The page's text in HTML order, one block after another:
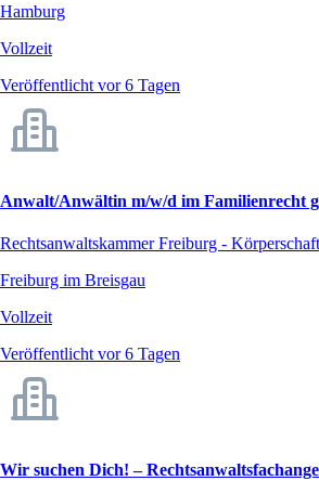
Hamburg
Vollzeit
Veröffentlicht vor 6 Tagen
Anwalt/Anwältin m/w/d im Familienrecht
Rechtsanwaltskammer Freiburg -
Freiburg im Breisgau
Vollzeit
Veröffentlicht vor 6 Tagen
Wir suchen Dich! –